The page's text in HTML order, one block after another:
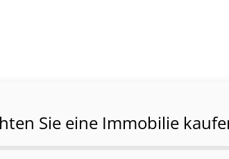
Sie eine Immobilie